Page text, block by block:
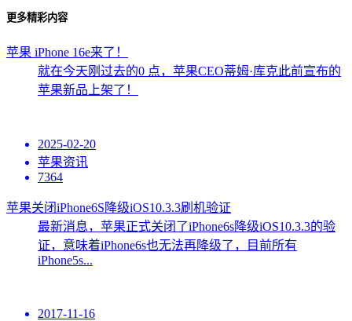
更多精彩内容
苹果 iPhone 16e来了！
就在今天刚过去的0 点，苹果CEO蒂姆·库克此前宣布的
苹果新品上架了！
2025-02-20
苹果资讯
7364
苹果关闭iPhone6S降级iOS10.3.3刷机验证
最新消息，苹果正式关闭了iPhone6s降级iOS10.3.3的验
证，意味着iPhone6s也无法再降级了，目前所有
iPhone5s...
2017-11-16